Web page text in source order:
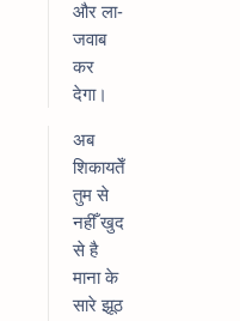
और ला-
जवाब
कर
देगा।
अब
शिकायतेँ
तुम से
नहीँ खुद
से है
माना के
सारे झूठ